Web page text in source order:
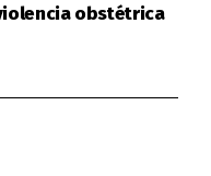
obstétrica